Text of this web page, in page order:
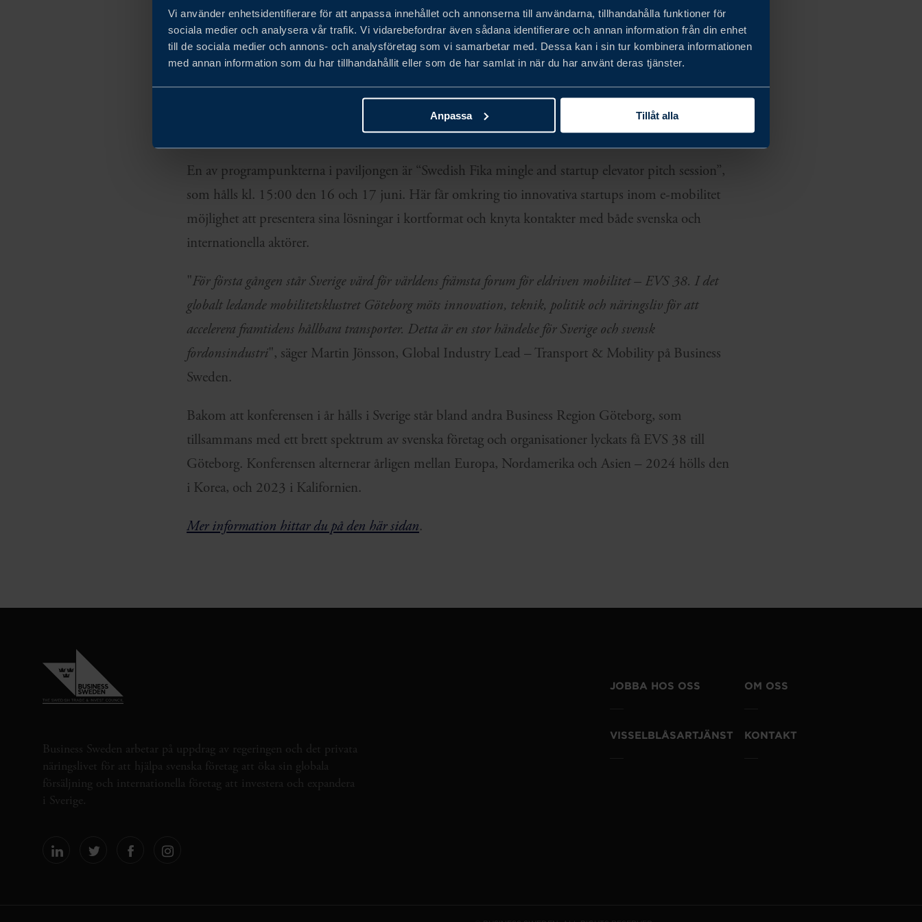
Vi använder enhetsidentifierare för att anpassa innehållet och annonserna till användarna, tillhandahålla funktioner för
sociala medier och analysera vår trafik. Vi vidarebefordrar även sådana identifierare och annan information från din enhet
till de sociala medier och annons- och analysföretag som vi samarbetar med. Dessa kan i sin tur kombinera informationen
med annan information som du har tillhandahållit eller som de har samlat in när du har använt deras tjänster.
Anpassa Tillåt alla
internationella investeringar och att positionera svenska företag globalt.
Den svenska paviljongen invigs måndag 16 juni kl. 10:30 av Sveriges infrastruktur- och
bostadsminister Andreas Carlson, Volvo Groups CTO Lars Stenqvist, och Scanias Vice President
eTruck Solutions Daniel Schulze tillsammans med andra framstående representanter från
En av programpunkterna i paviljongen är “Swedish Fika mingle and startup elevator pitch session”,
som hålls kl. 15:00 den 16 och 17 juni. Här får omkring tio innovativa startups inom e-mobilitet
möjlighet att presentera sina lösningar i kortformat och knyta kontakter med både svenska och
internationella aktörer.
"För första gången står Sverige värd för världens främsta forum för eldriven mobilitet – EVS 38. I det
globalt ledande mobilitetsklustret Göteborg möts innovation, teknik, politik och näringsliv för att
accelerera framtidens hållbara transporter. Detta är en stor händelse för Sverige och svensk
fordonsindustri", säger Martin Jönsson, Global Industry Lead – Transport & Mobility på Business
Sweden.
Bakom att konferensen i år hålls i Sverige står bland andra Business Region Göteborg, som
tillsammans med ett brett spektrum av svenska företag och organisationer lyckats få EVS 38 till
Göteborg. Konferensen alternerar årligen mellan Europa, Nordamerika och Asien – 2024 hölls den
i Korea, och 2023 i Kalifornien.
Mer information hittar du på den här sidan.
Business Sweden arbetar på uppdrag av regeringen och det privata
näringslivet för att hjälpa svenska företag att öka sin globala
försäljning och internationella företag att investera och expandera
i Sverige.
JOBBA HOS OSS OM OSS
VISSELBLÅSARTJÄNST KONTAKT